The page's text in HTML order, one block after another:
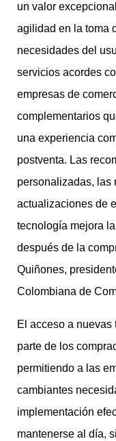
un valor
agilidad en la toma
necesidades del
servicios acordes
empresas de
complementarios
una experiencia
postventa. Las
personalizadas, las
actualizaciones de
tecnología mejora
después de la
Quiñones,
Colombiana de
El acceso a
parte de los
permitiendo a las
cambiantes
implementación
mantenerse al día,